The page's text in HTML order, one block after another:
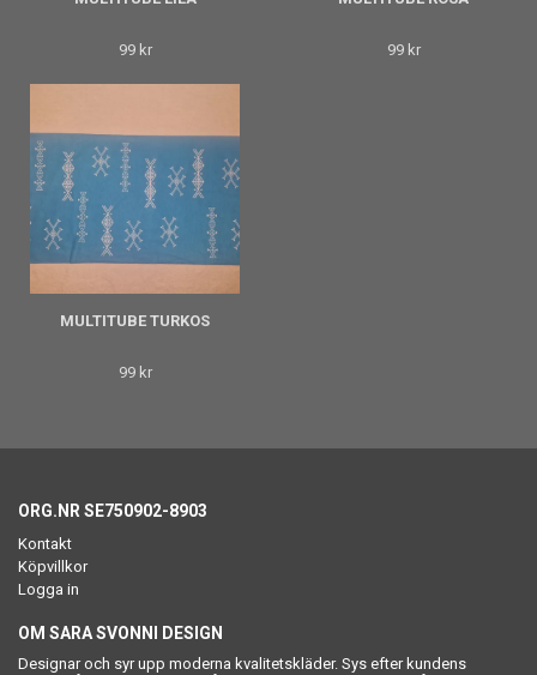
99 kr 99 kr
MULTITUBE TURKOS
99 kr
ORG.NR SE750902-8903
Kontakt
Köpvillkor
Logga in
OM SARA SVONNI DESIGN
Designar och syr upp moderna kvalitetskläder. Sys efter kundens